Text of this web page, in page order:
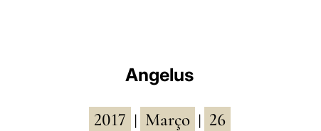
Angelus
2017 Março 26